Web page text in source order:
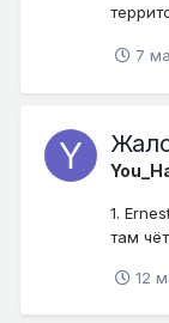
7
1.
там
12